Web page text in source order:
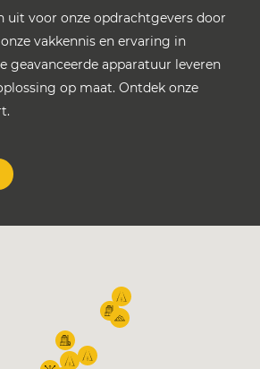
uit voor onze opdrachtgevers door
vakkennis en ervaring in
geavanceerde apparatuur leveren
op maat. Ontdek onze